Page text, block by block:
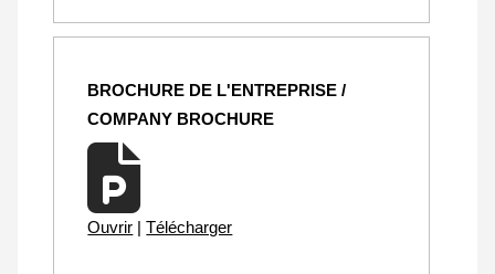
BROCHURE DE L'ENTREPRISE /
COMPANY BROCHURE
Ouvrir | Télécharger